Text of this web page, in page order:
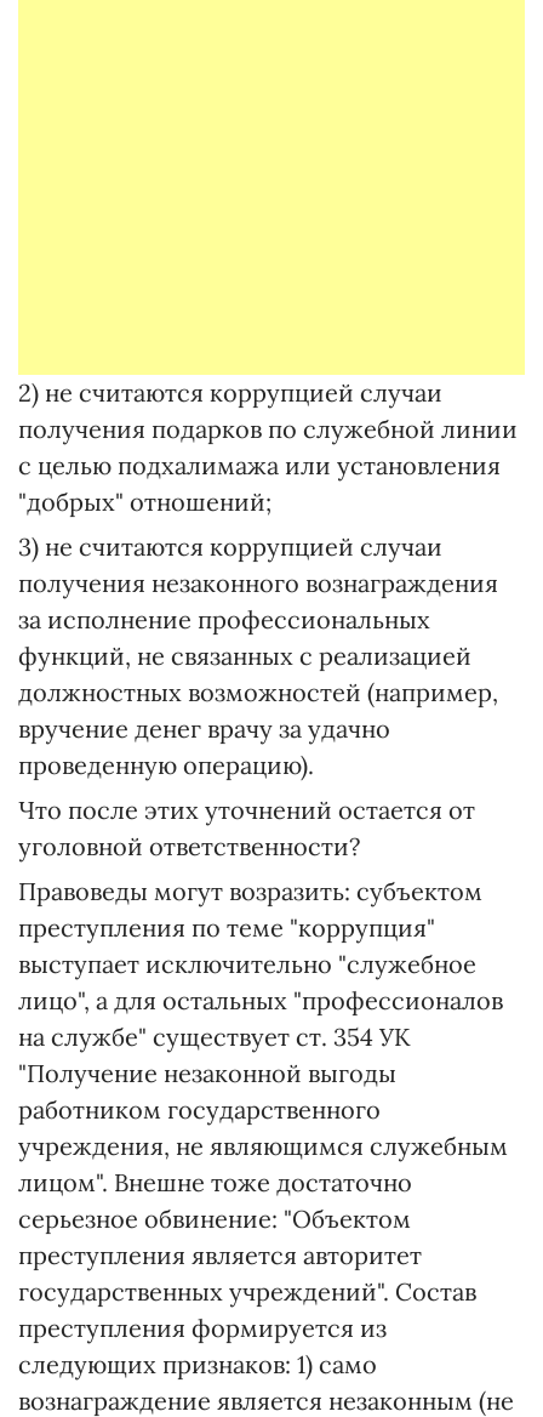
2) не считаются коррупцией случаи
получения подарков по служебной линии
с целью подхалимажа или установления
"добрых" отношений;
3) не считаются коррупцией случаи
получения незаконного вознаграждения
за исполнение профессиональных
функций, не связанных с реализацией
должностных возможностей (например,
вручение денег врачу за удачно
проведенную операцию).
Что после этих уточнений остается от
уголовной ответственности?
Правоведы могут возразить: субъектом
преступления по теме "коррупция"
выступает исключительно "служебное
лицо", а для остальных "профессионалов
на службе" существует ст. 354 УК
"Получение незаконной выгоды
работником государственного
учреждения, не являющимся служебным
лицом". Внешне тоже достаточно
серьезное обвинение: "Объектом
преступления является авторитет
государственных учреждений". Состав
преступления формируется из
следующих признаков: 1) само
вознаграждение является незаконным (не